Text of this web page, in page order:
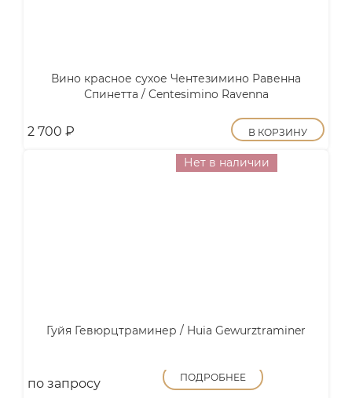
Вино красное сухое Чентезимино Равенна
Спинетта / Centesimino Ravenna
2 700 ₽ В КОРЗИНУ
Нет в наличии
Гуйя Гевюрцтраминер / Huia Gewurztraminer
по запросу ПОДРОБНЕЕ